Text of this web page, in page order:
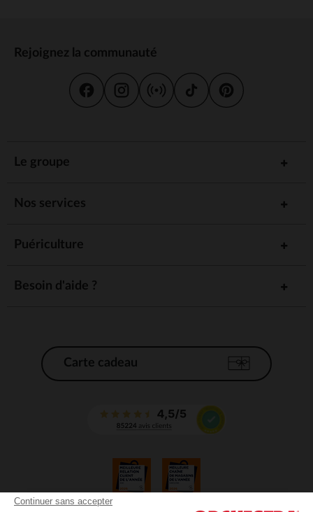
Continuer sans accepter
Rejoignez la communauté
Le groupe
Nos services
Puériculture
Besoin d'aide ?
Carte cadeau